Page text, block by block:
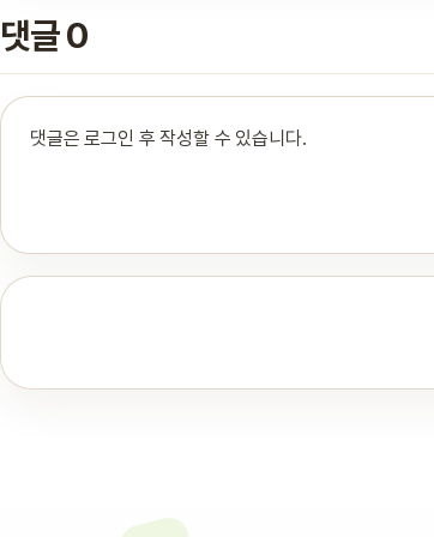
댓글 0
댓글은 로그인 후 작성할 수 있습니다.